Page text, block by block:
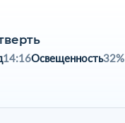
14:16Освещенность32%